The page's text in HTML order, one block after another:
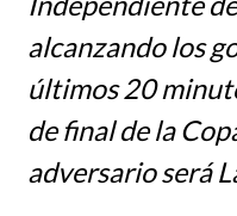
alcanzando los
últimos 20
de final de la
adversario será